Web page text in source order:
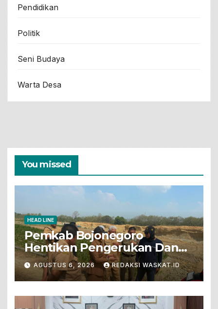
Pendidikan
Politik
Seni Budaya
Warta Desa
You missed
HEAD LINE
Pemkab Bojonegoro
Hentikan Pengerukan Dan
Penjualan Tanah Dari Lahan
Pertanian
AGUSTUS 6, 2026 REDAKSI WASKAT.ID